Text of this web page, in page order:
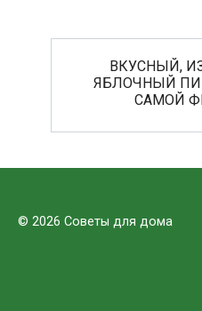
ВКУСНЫЙ,
ЯБЛОЧНЫЙ
САМОЙ
© 2026 Советы для дома